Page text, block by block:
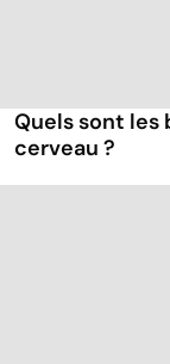
Quels sont
cerveau ?